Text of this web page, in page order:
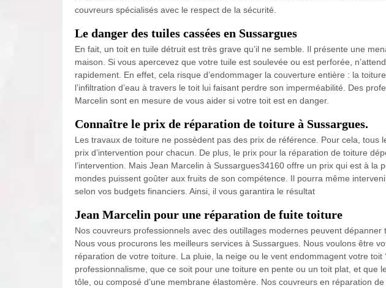
couvreurs spécialisés avec le respect de la sécurité.
Le danger des tuiles cassées en Sussargues
En fait, un toit en tuile détruit est très grave qu’il ne semble. Il présente une
maison. Si vous apercevez que votre tuile est soulevée ou est perforée,
rapidement. En effet, cela risque d’endommager la couverture entière : la
l’infiltration d’eau à travers le toit lui faisant perdre son imperméabilité. Des
Marcelin sont en mesure de vous aider si votre toit est en danger.
Connaître le prix de réparation de toiture à Sussargues.
Les travaux de toiture ne possèdent pas des prix de référence. Pour cela, tous
prix d’intervention pour chacun. De plus, le prix pour la réparation de toiture
l’intervention. Mais Jean Marcelin à Sussargues34160 offre un prix qui est à la
mondes puissent goûter aux fruits de son compétence. Il pourra même
selon vos budgets financiers. Ainsi, il vous garantira le résultat
Jean Marcelin pour une réparation de fuite toiture
Nos couvreurs professionnels avec des outillages modernes peuvent dépanner
Nous vous procurons les meilleurs services à Sussargues. Nous voulons être
réparation de votre toiture. La pluie, la neige ou le vent endommagent votre
professionnalisme, que ce soit pour une toiture en pente ou un toit plat, et que
tôle, ou composé d’une membrane élastomère. Nos couvreurs en réparation